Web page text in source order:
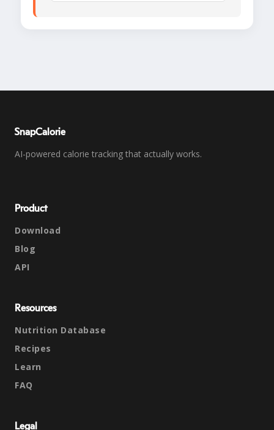
SnapCalorie
AI-powered calorie tracking that actually works.
Product
Download
Blog
API
Resources
Nutrition Database
Recipes
Learn
FAQ
Legal